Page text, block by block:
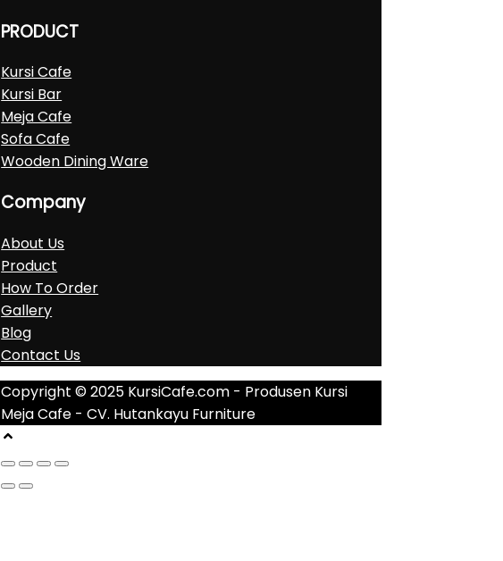
PRODUCT
Kursi Cafe
Kursi Bar
Meja Cafe
Sofa Cafe
Wooden Dining Ware
Company
About Us
Product
How To Order
Gallery
Blog
Contact Us
Copyright © 2025 KursiCafe.com - Produsen Kursi
Meja Cafe - CV. Hutankayu Furniture